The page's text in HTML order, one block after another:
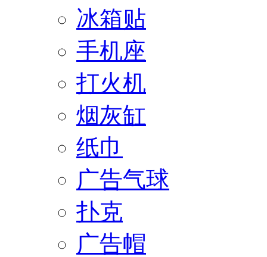
冰箱贴
手机座
打火机
烟灰缸
纸巾
广告气球
扑克
广告帽